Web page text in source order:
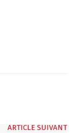
ARTICLE SUIVANT